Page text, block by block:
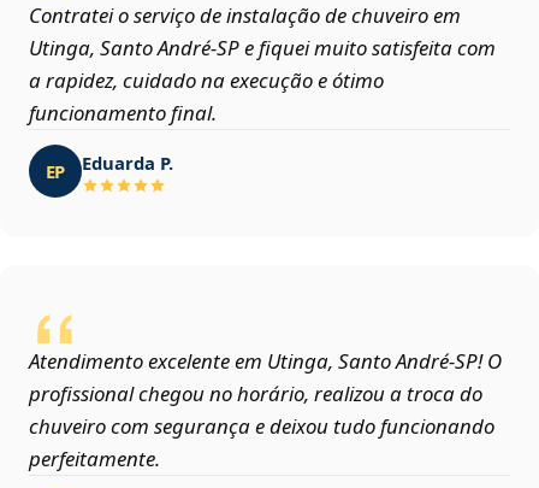
Contratei o serviço de instalação de chuveiro em
Utinga, Santo André‑SP e fiquei muito satisfeita com
a rapidez, cuidado na execução e ótimo
funcionamento final.
EP Eduarda P.
Atendimento excelente em Utinga, Santo André‑SP! O
profissional chegou no horário, realizou a troca do
chuveiro com segurança e deixou tudo funcionando
perfeitamente.